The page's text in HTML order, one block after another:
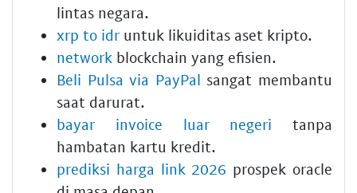
lintas negara.
xrp to idr untuk likuiditas aset kripto.
network blockchain yang efisien.
Beli Pulsa via PayPal sangat membantu
saat darurat.
bayar invoice luar negeri tanpa
hambatan kartu kredit.
prediksi harga link 2026 prospek oracle